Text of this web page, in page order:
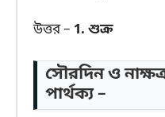
উত্তর – 1. শুক্র
সৌরদিন ও
পার্থক্য –